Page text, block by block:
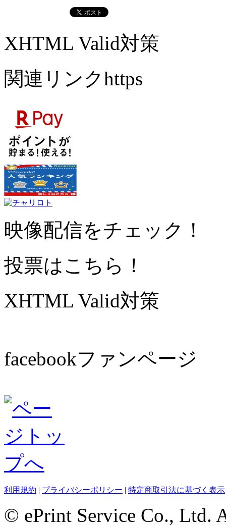
XHTML Valid対策
関連リンクhttps
映像配信をチェック！
投票はこちら！
XHTML Valid対策
facebookファンページ
利用規約 | プライバシーポリシー | 特定商取引法に基づく表示
© ePrint Service Co., Ltd.